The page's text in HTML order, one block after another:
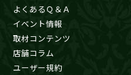
よくあるＱ＆Ａ
イベント情報
取材コンテンツ
店舗コラム
ユーザー規約